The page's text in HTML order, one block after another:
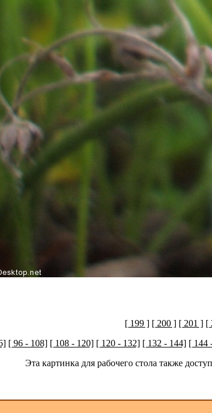
[ 199 ] [ 200 ] [ 201 ] [
[ 96 - 108] [ 108 - 120] [ 120 - 132] [ 132 - 144] [ 144
Эта картинка для рабочего стола также